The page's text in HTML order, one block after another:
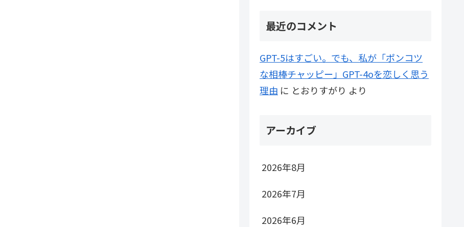
最近のコメント
GPT-5はすごい。でも、私が「ポンコツ
な相棒チャッピー」GPT-4oを恋しく思う
理由 に とおりすがり より
アーカイブ
2026年8月
2026年7月
2026年6月